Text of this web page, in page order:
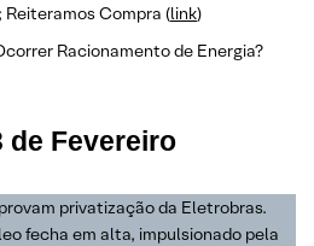
Compra (link)
Racionamento de Energia?
de Fevereiro
privatização da Eletrobras.
fecha em alta, impulsionado pela